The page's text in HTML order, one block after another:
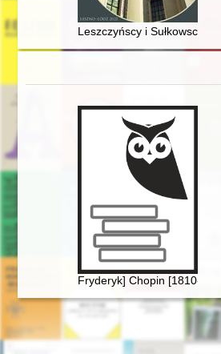
Leszczyńscy i Sułkowscy
Fryderyk] Chopin [1810-